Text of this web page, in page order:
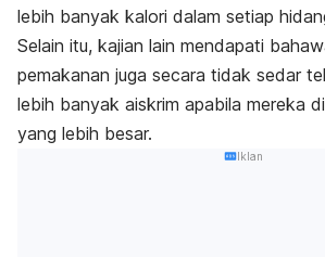
lebih banyak kalori dalam setiap
Selain itu, kajian lain mendapati
pemakanan juga secara tidak sedar
lebih banyak aiskrim apabila mereka
yang lebih besar.
Iklan